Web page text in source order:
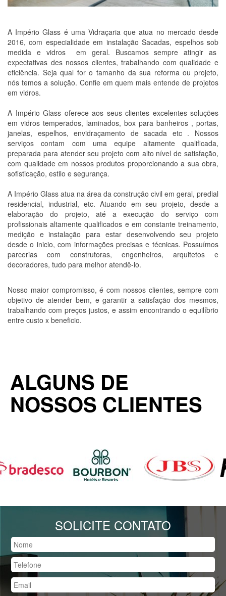
A Império Glass é uma Vidraçaria que atua no mercado desde
2016, com especialidade em instalação Sacadas, espelhos sob
medida e vidros em geral. Buscamos sempre atingir as
expectativas des nossos clientes, trabalhando com qualidade e
eficiência. Seja qual for o tamanho da sua reforma ou projeto,
nós temos a solução. Confie em quem mais entende de projetos
em vidros.
A Império Glass oferece aos seus clientes excelentes soluções
em vidros temperados, laminados, box para banheiros , portas,
janelas, espelhos, envidraçamento de sacada etc . Nossos
serviços contam com uma equipe altamente qualificada,
preparada para atender seu projeto com alto nível de satisfação,
com qualidade em nossos produtos proporcionando a sua obra,
sofisticação, estilo e segurança.
A Império Glass atua na área da construção civil em geral, predial
residencial, industrial, etc. Atuando em seu projeto, desde a
elaboração do projeto, até a execução do serviço com
profissionais altamente qualificados e em constante treinamento,
medição e instalação para estar desenvolvendo seu projeto
desde o inicio, com informações precisas e técnicas. Possuímos
parcerias com construtoras, engenheiros, arquitetos e
decoradores, tudo para melhor atendê-lo.
Nosso maior compromisso, é com nossos clientes, sempre com
objetivo de atender bem, e garantir a satisfação dos mesmos,
trabalhando com preços justos, e assim encontrando o equilíbrio
entre custo x beneficio.
ALGUNS DE
NOSSOS CLIENTES
SOLICITE CONTATO